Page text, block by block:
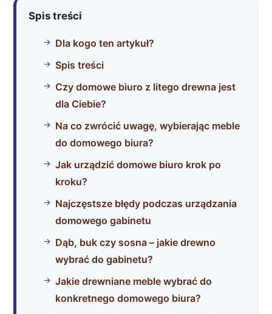
Spis treści
Dla kogo ten artykuł?
Spis treści
Czy domowe biuro z litego drewna jest
dla Ciebie?
Na co zwrócić uwagę, wybierając meble
do domowego biura?
Jak urządzić domowe biuro krok po
kroku?
Najczęstsze błędy podczas urządzania
domowego gabinetu
Dąb, buk czy sosna – jakie drewno
wybrać do gabinetu?
Jakie drewniane meble wybrać do
konkretnego domowego biura?